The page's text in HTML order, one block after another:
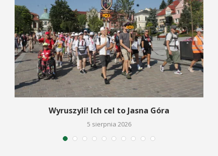
Wyruszyli! Ich cel to Jasna Góra
5 sierpnia 2026